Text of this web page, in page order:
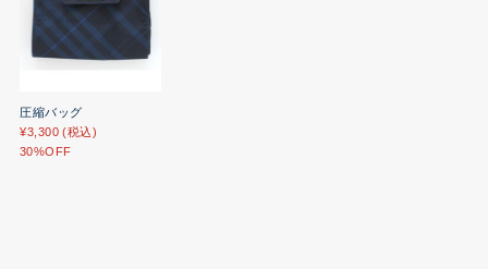
圧縮バッグ
¥3,300 (税込)
30%OFF